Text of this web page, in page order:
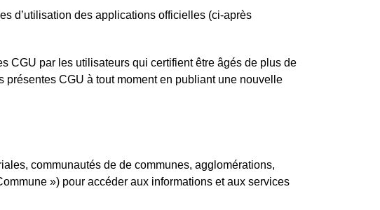
d’utilisation des applications officielles (ci-après
CGU par les utilisateurs qui certifient être âgés de plus de
CGU à tout moment en publiant une nouvelle
communautés de de communes, agglomérations,
») pour accéder aux informations et aux services